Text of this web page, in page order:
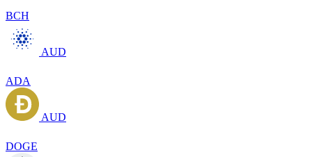
BCH
AUD
ADA
AUD
DOGE